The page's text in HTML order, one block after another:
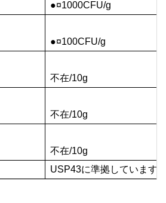
●¤1000CFU/g
●¤100CFU/g
不在/10g
不在/10g
不在/10g
USP43に準拠しています